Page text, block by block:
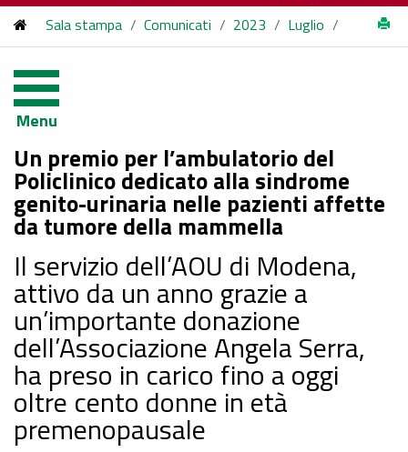
Sala stampa / Comunicati / 2023 / Luglio /
sindrome genito-urinaria nelle pazienti affette da tumore
della mammella
Menu
Un premio per l’ambulatorio del
Policlinico dedicato alla sindrome
genito-urinaria nelle pazienti affette
da tumore della mammella
Il servizio dell’AOU di Modena,
attivo da un anno grazie a
un’importante donazione
dell’Associazione Angela Serra,
ha preso in carico fino a oggi
oltre cento donne in età
premenopausale